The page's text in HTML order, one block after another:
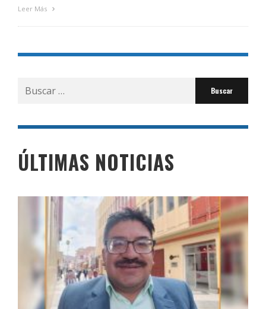
Leer Más
Buscar
por:
ÚLTIMAS NOTICIAS